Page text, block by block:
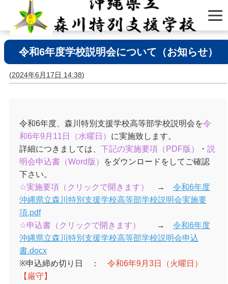
令和6年度学校説明会について（お知らせ）
(2024年6月17日 14:38)
令和6年度、森川特別支援学校高等部学校説明会を令
和6年9月11日（水曜日） に実施致します。
詳細につきましては、 下記の実施要項（PDF版） ・ 説
明会申込書（Word版）
をダウンロードをしてご確認
下さい。
☆実施要項（クリックで開きます）
→ 令和6年度
沖縄県立森川特別支援学校高等部学校説明会実施要
項.pdf
☆申込書（クリックで開きます）
→ 令和6年度
沖縄県立森川特別支援学校高等部学校説明会申込
書.docx
※申込締め切り日 ： 令和6年9月3日（火曜日）
【厳守】